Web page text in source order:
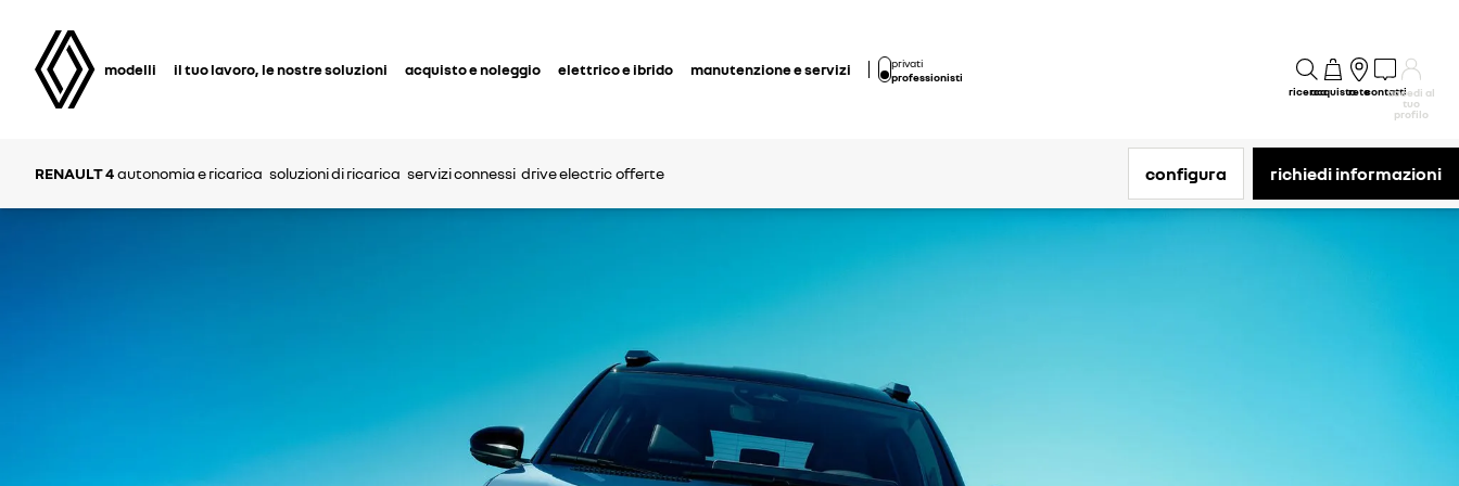
modelli il tuo lavoro, le nostre soluzioni acquisto e noleggio elettrico e ibrido manutenzione e servizi
privati
professionisti
ricercaacquistoretecontattiaccedi al
tuo
profilo
RENAULT 4autonomia e ricarica soluzioni di ricarica servizi connessi drive electric offerte configura richiedi informazioni